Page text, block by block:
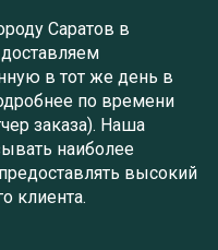
Саратов в
в тот же день в
по времени
заказа). Наша
наиболее
высокий
клиента.